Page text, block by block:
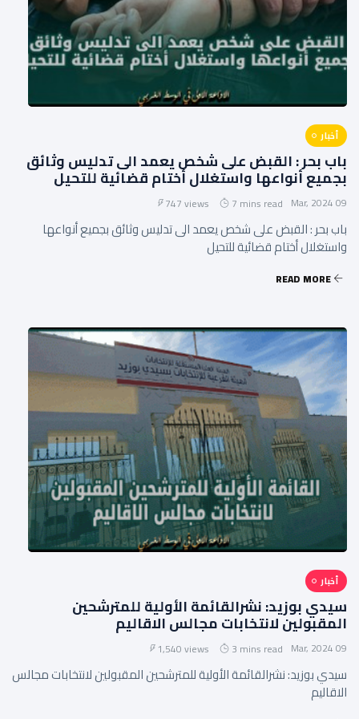
أخبار
باب بحر : القبض على شخص يعمد الى تدليس وثائق
بجميع أنواعها واستغلال أختام قضائية للتحيل
09 Mar, 2024
7 mins read
747 views
باب بحر : القبض على شخص يعمد الى تدليس وثائق بجميع أنواعها
واستغلال أختام قضائية للتحيل
READ MORE
أخبار
سيدي بوزيد: نشرالقائمة الأولية للمترشحين
المقبولين لانتخابات مجالس الاقاليم
09 Mar, 2024
3 mins read
1,540 views
سيدي بوزيد: نشرالقائمة الأولية للمترشحين المقبولين لانتخابات مجالس
الاقاليم